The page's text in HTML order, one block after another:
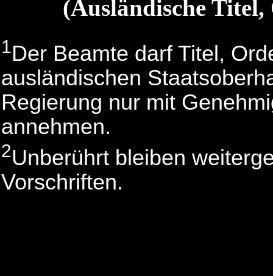
(Ausländische
1Der Beamte darf Titel,
ausländischen
Regierung nur mit
annehmen.
2Unberührt bleiben
Vorschriften.